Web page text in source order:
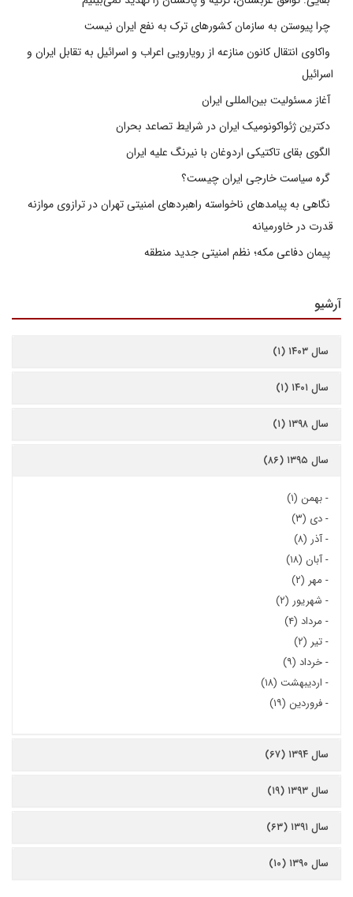
چرا پیوستن به سازمان کشورهای ترک به نفع ایران نیست
واکاوی انتقال کانون منازعه از رویارویی اعراب و اسرائیل به تقابل ایران و
اسرائیل
آغاز مسئولیت بین‌المللی ایران
دکترین ژئواکونومیک ایران در شرایط تصاعد بحران
الگوی بقای تاکتیکی اردوغان با نیرنگ علیه ایران
گره سیاست خارجی ایران چیست؟
نگاهی به پیامدهای ناخواسته راهبردهای امنیتی تهران در ترازوی موازنه
قدرت در خاورمیانه
پیمان دفاعی مکه؛ نظم امنیتی جدید منطقه
آرشیو
سال ۱۴۰۳ (۱)
سال ۱۴۰۱ (۱)
سال ۱۳۹۸ (۱)
سال ۱۳۹۵ (۸۶)
-بهمن (۱)
-دی (۳)
-آذر (۸)
-آبان (۱۸)
- مهر (۲)
- شهریور (۲)
- مرداد (۴)
-تیر (۲)
-خرداد (۹)
- اردیبهشت (۱۸)
-فروردین (۱۹)
سال ۱۳۹۴ (۶۷)
سال ۱۳۹۳ (۱۹)
سال ۱۳۹۱ (۶۳)
سال ۱۳۹۰ (۱۰)